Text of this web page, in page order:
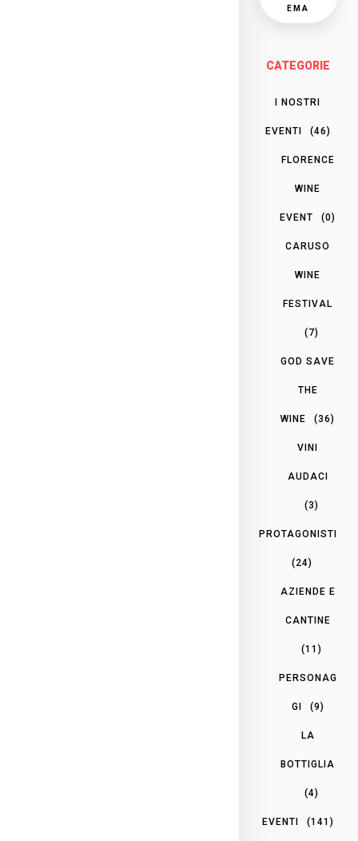
EMA
CATEGORIE
I NOSTRI
EVENTI (46)
FLORENCE
WINE
EVENT (0)
CARUSO
WINE
FESTIVAL
(7)
GOD SAVE
THE
WINE (36)
VINI
AUDACI
(3)
PROTAGONISTI
(24)
AZIENDE E
CANTINE
(11)
PERSONAG
GI (9)
LA
BOTTIGLIA
(4)
EVENTI (141)